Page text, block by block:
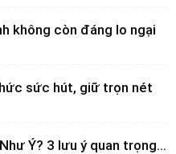
không còn đáng lo ngại
sức hút, giữ trọn nét
Ý? 3 lưu ý quan trọng...